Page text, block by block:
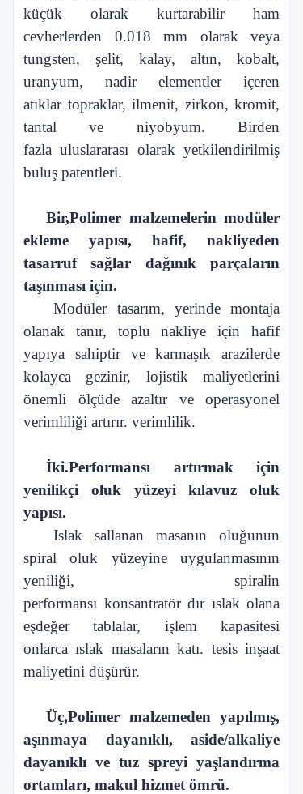
küçük olarak kurtarabilir
ham
cevherlerden 0.018 mm olarak
veya
tungsten, şelit, kalay, altın, kobalt,
uranyum, nadir elementler içeren
atıklar topraklar, ilmenit, zirkon, kromit,
tantal ve niyobyum. Birden
fazla uluslararası olarak yetkilendirilmiş
buluş patentleri.
Bir,Polimer malzemelerin modüler
ekleme yapısı, hafif, nakliyeden
tasarruf sağlar
dağınık parçaların
taşınması için.
Modüler tasarım, yerinde montaja
olanak tanır, toplu nakliye için hafif
yapıya sahiptir ve karmaşık arazilerde
kolayca gezinir, lojistik maliyetlerini
önemli ölçüde azaltır ve operasyonel
verimliliği artırır. verimlilik.
İki.Performansı artırmak için
yenilikçi oluk yüzeyi kılavuz oluk
yapısı.
Islak sallanan masanın oluğunun
spiral oluk yüzeyine uygulanmasının
yeniliği, spiralin
performansı konsantratör dır ıslak olana
eşdeğer
tablalar, işlem kapasitesi
onlarca ıslak masaların katı. tesis inşaat
maliyetini düşürür.
Üç,Polimer malzemeden yapılmış,
aşınmaya dayanıklı, aside/alkaliye
dayanıklı ve tuz spreyi yaşlandırma
ortamları, makul hizmet ömrü.